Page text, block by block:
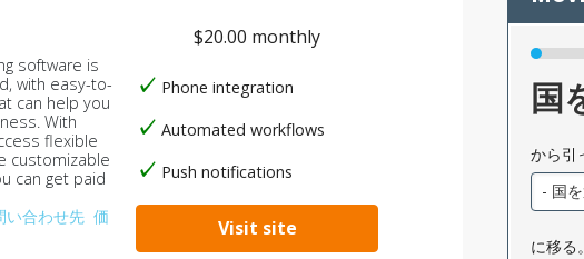
software is
with easy-to-
can help you
With
flexible
customizable
can get paid
い合わせ先 価
$20.00 monthly
Phone integration
Automated workflows
Push notifications
Visit site
国
から引
に移る。